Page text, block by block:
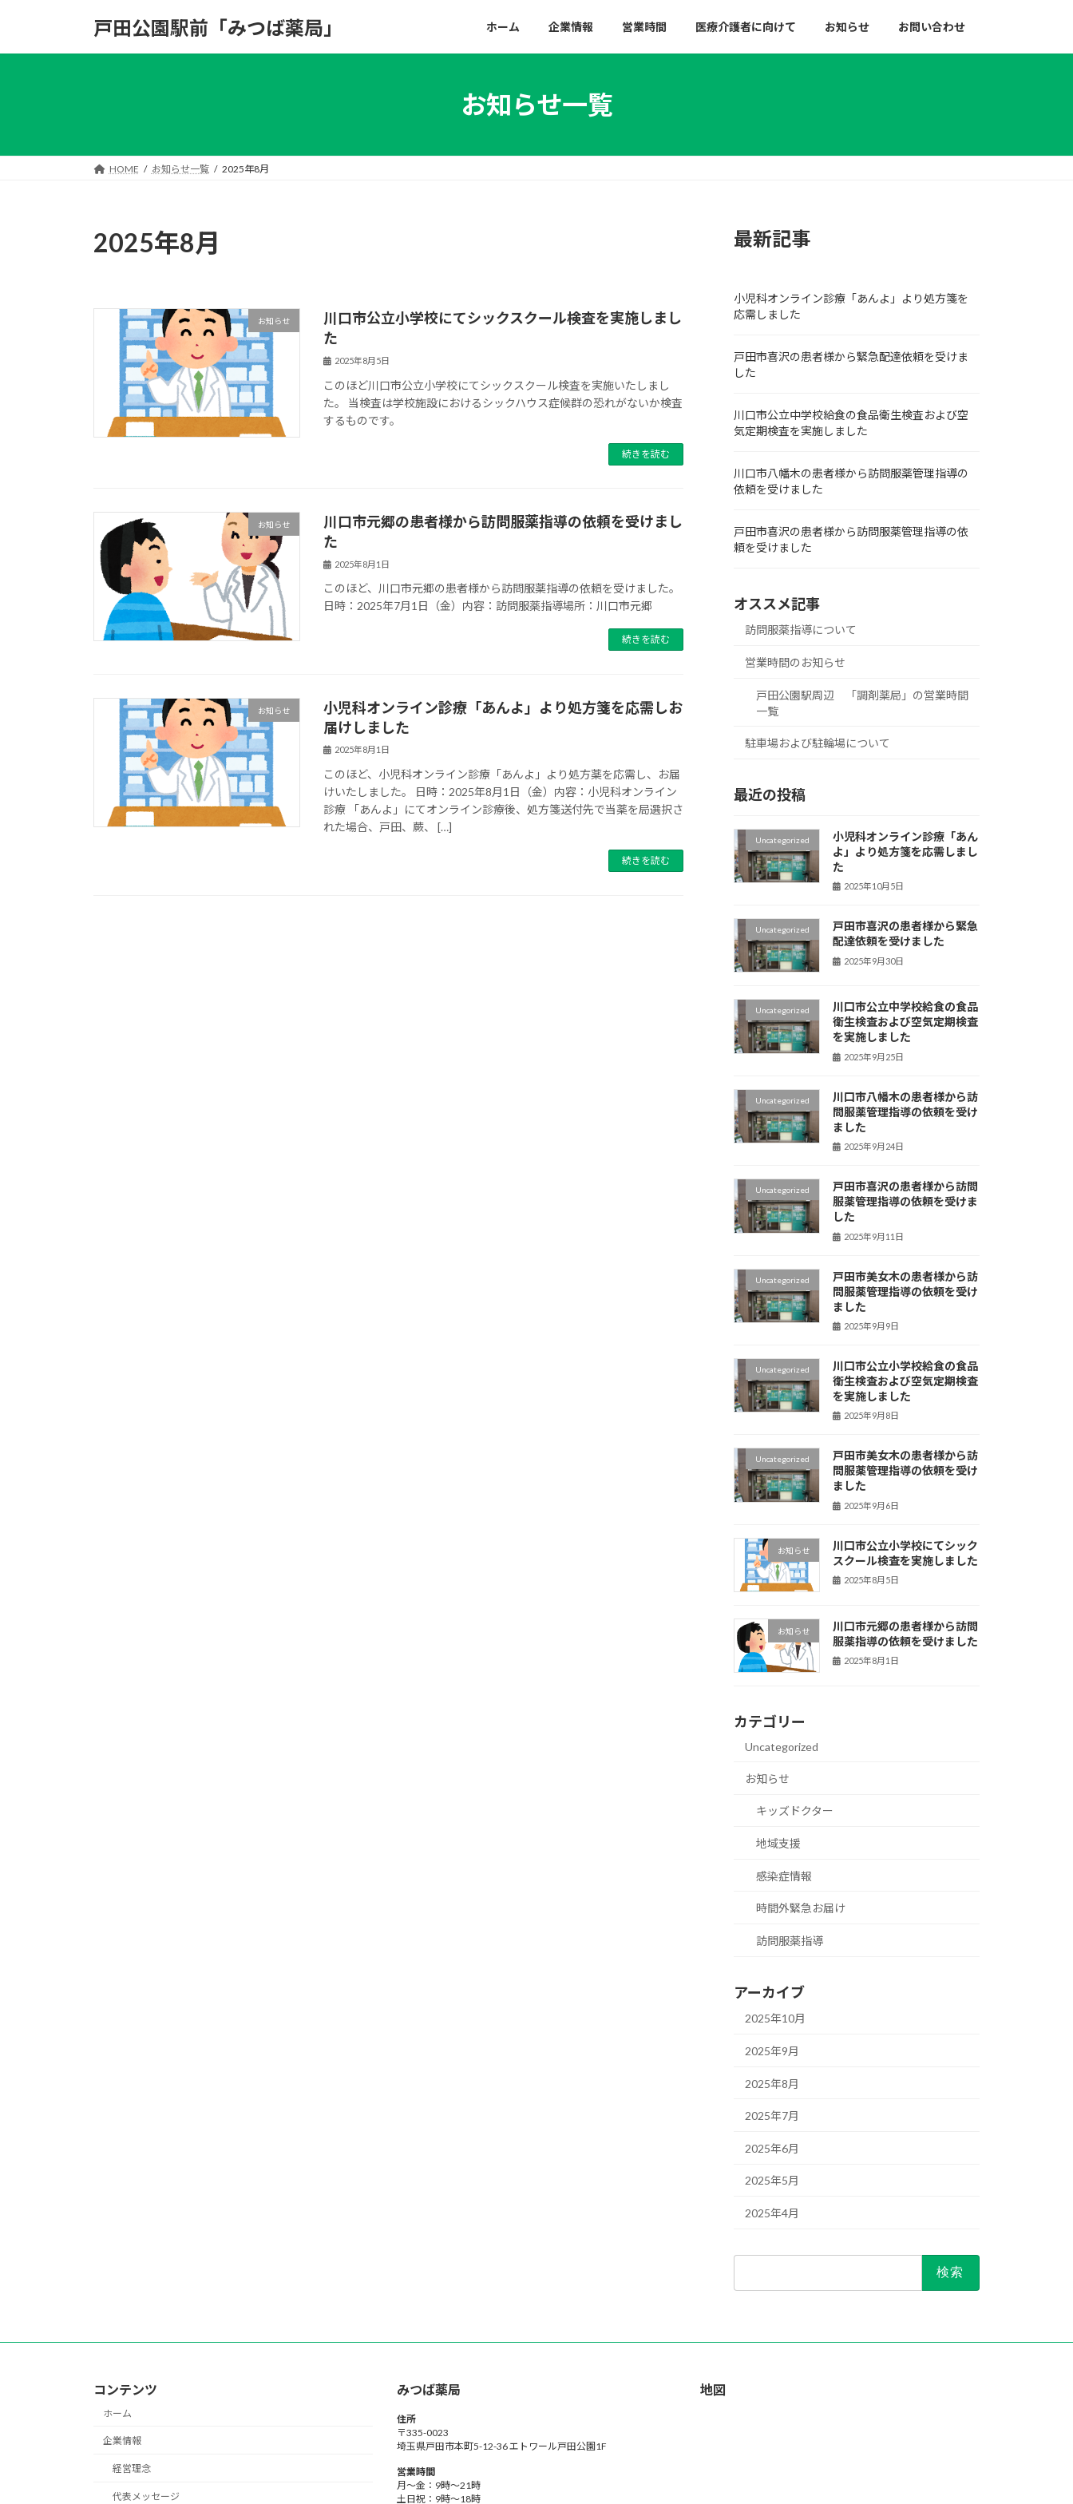
戸田公園駅前「みつば薬局」 ホーム 企業情報 営業時間 医療介護者に向けて お知らせ お問い合わせ
お知らせ一覧
HOME お知らせ一覧 2025年8月
2025年8月
お知らせ
川口市公立小学校にてシックスクール検査を実施しまし
た
2025年8月5日
このほど川口市公立小学校にてシックスクール検査を実施いたしまし
た。 当検査は学校施設におけるシックハウス症候群の恐れがないか検査
するものです。
続きを読む
お知らせ
川口市元郷の患者様から訪問服薬指導の依頼を受けまし
た
2025年8月1日
このほど、川口市元郷の患者様から訪問服薬指導の依頼を受けました。
日時：2025年7月1日（金）内容：訪問服薬指導場所：川口市元郷
続きを読む
お知らせ
小児科オンライン診療「あんよ」より処方箋を応需しお
届けしました
2025年8月1日
このほど、小児科オンライン診療「あんよ」より処方薬を応需し、お届
けいたしました。 日時：2025年8月1日（金）内容：小児科オンライン
診療 「あんよ」にてオンライン診療後、処方箋送付先で当薬を局選択さ
れた場合、戸田、蕨、 […]
続きを読む
最新記事
小児科オンライン診療「あんよ」より処方箋を
応需しました
戸田市喜沢の患者様から緊急配達依頼を受けま
した
川口市公立中学校給食の食品衛生検査および空
気定期検査を実施しました
川口市八幡木の患者様から訪問服薬管理指導の
依頼を受けました
戸田市喜沢の患者様から訪問服薬管理指導の依
頼を受けました
オススメ記事
訪問服薬指導について
営業時間のお知らせ
戸田公園駅周辺 「調剤薬局」の営業時間
一覧
駐車場および駐輪場について
最近の投稿
Uncategorized
小児科オンライン診療「あん
よ」より処方箋を応需しまし
た
2025年10月5日
Uncategorized
戸田市喜沢の患者様から緊急
配達依頼を受けました
2025年9月30日
Uncategorized
川口市公立中学校給食の食品
衛生検査および空気定期検査
を実施しました
2025年9月25日
Uncategorized
川口市八幡木の患者様から訪
問服薬管理指導の依頼を受け
ました
2025年9月24日
Uncategorized
戸田市喜沢の患者様から訪問
服薬管理指導の依頼を受けま
した
2025年9月11日
Uncategorized
戸田市美女木の患者様から訪
問服薬管理指導の依頼を受け
ました
2025年9月9日
Uncategorized
川口市公立小学校給食の食品
衛生検査および空気定期検査
を実施しました
2025年9月8日
Uncategorized
戸田市美女木の患者様から訪
問服薬管理指導の依頼を受け
ました
2025年9月6日
お知らせ
川口市公立小学校にてシック
スクール検査を実施しました
2025年8月5日
お知らせ
川口市元郷の患者様から訪問
服薬指導の依頼を受けました
2025年8月1日
カテゴリー
Uncategorized
お知らせ
キッズドクター
地域支援
感染症情報
時間外緊急お届け
訪問服薬指導
アーカイブ
2025年10月
2025年9月
2025年8月
2025年7月
2025年6月
2025年5月
2025年4月
コンテンツ
ホーム
企業情報
経営理念
代表メッセージ
みつば薬局
住所
〒335-0023
埼玉県戸田市本町5-12-36 エトワール戸田公園1F
営業時間
月～金：9時～21時
土日祝：9時～18時
地図